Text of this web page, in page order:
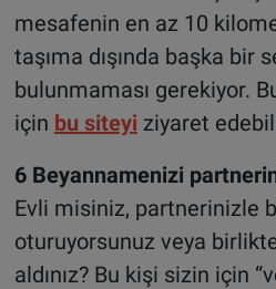
mesafenin en az 10
taşıma dışında başka bir
bulunmaması gerekiyor.
için bu siteyi ziyaret
6 Beyannamenizi
Evli misiniz, partnerinizle
oturuyorsunuz veya
aldınız? Bu kişi sizin için